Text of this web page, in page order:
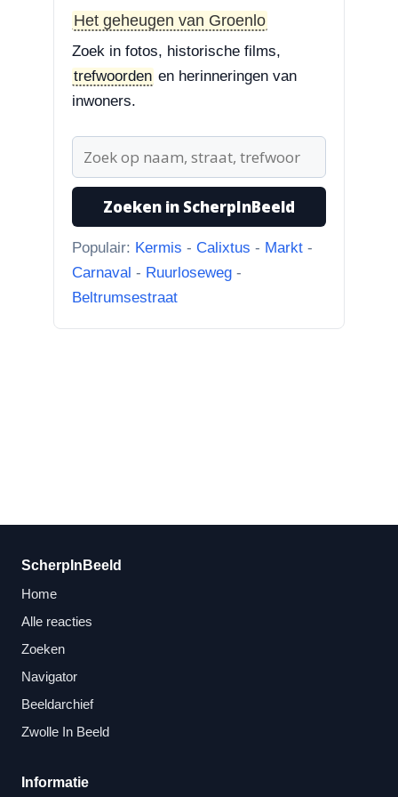
3-8-2026
Bisschop Philip Roveniusstraat
“Beste redactie, dit klopt niet. Dit
deel van de landbouwscho...”
Hoek Matthijs van Dulkenstraat en
Bisschop Philip Roveniusstraat
Het geheugen van Groenlo
Zoek in fotos, historische films,
trefwoorden en herinneringen van
inwoners.
Zoeken in ScherpInBeeld
Populair: Kermis - Calixtus - Markt -
Carnaval - Ruurloseweg -
Beltrumsestraat
ScherpInBeeld
Home
Alle reacties
Zoeken
Navigator
Beeldarchief
Zwolle In Beeld
Informatie